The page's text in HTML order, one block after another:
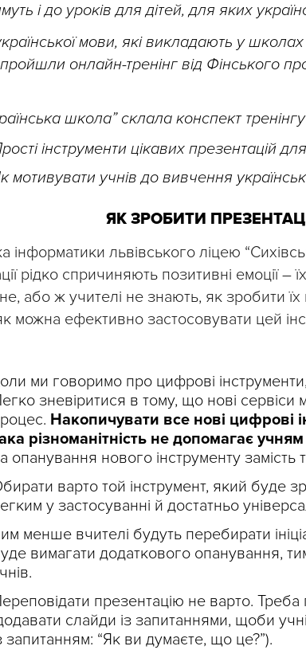
і до уроків для дітей, для яких
мови, які викладають у
онлайн-тренінг від Фінського
школа” склала конспект
інструменти цікавих презентацій
мотивувати учнів до вивчення
ЯК ЗРОБИТИ
інформатики львівського ліцею
рідко спричиняють позитивні емоції
або ж учителі не знають, як зробити
можна ефективно застосовувати цей
ми говоримо про цифрові
зневіритися в тому, що нові
Накопичувати все нові цифрові
різноманітність не допомагає
опанування нового інструменту
варто той інструмент, який буде
у застосуванні й достатньо
менше вчителі будуть перебирати
вимагати додаткового опанування,
презентацію не варто.
слайди із запитаннями, щоби
запитанням: “Як ви думаєте, що це?”).